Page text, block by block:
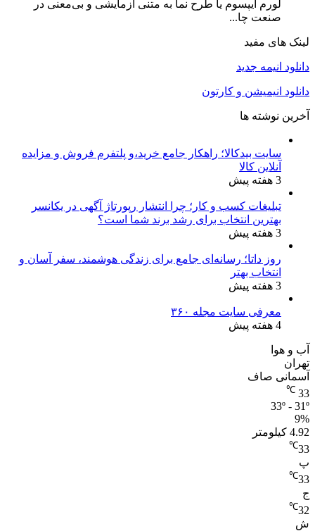
لورم ایپسوم یا طرح‌ نما به متنی آزمایشی و بی‌معنی در
صنعت چا...
لینک های مفید
دانلود انیمه جدید
دانلود انیمیشن و کارتون
آخرین نوشته ها
سایت بیدکالا؛ راهکار جامع خرید،و پلتفرم فروش و مزایده
آنلاین کالا
3 هفته پیش
تبلیغات کسب و کار؛ چرا انتشار رپورتاژ آگهی در یکانسر
بهترین انتخاب برای رشد برند شما است؟
3 هفته پیش
روز داتا؛ رسانه‌ای جامع برای زندگی هوشمند، سفر آسان و
انتخاب بهتر
3 هفته پیش
معرفی سایت مجله ۳۶۰
4 هفته پیش
آب و هوا
تهران
آسمانی صاف
33
℃
33º - 31º
9%
4.92 کیلومتر
33
℃
پ
33
℃
ج
32
℃
ش